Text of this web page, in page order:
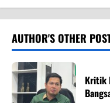
a
v
i
g
AUTHOR'S OTHER
Kritik